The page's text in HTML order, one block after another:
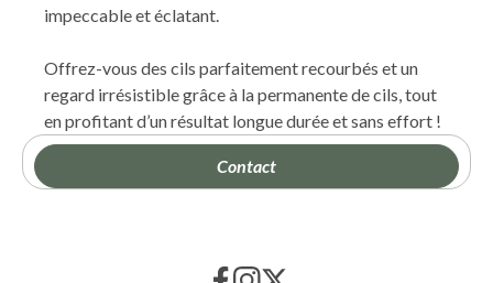
Contact
impeccable et éclatant.
Offrez-vous des cils parfaitement recourbés et un
regard irrésistible grâce à la permanente de cils, tout
en profitant d’un résultat longue durée et sans effort !